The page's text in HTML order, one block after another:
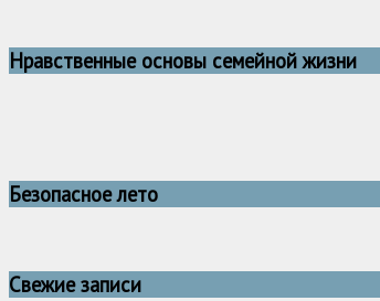
Нравственные основы семейной жизни
Безопасное лето
Свежие записи